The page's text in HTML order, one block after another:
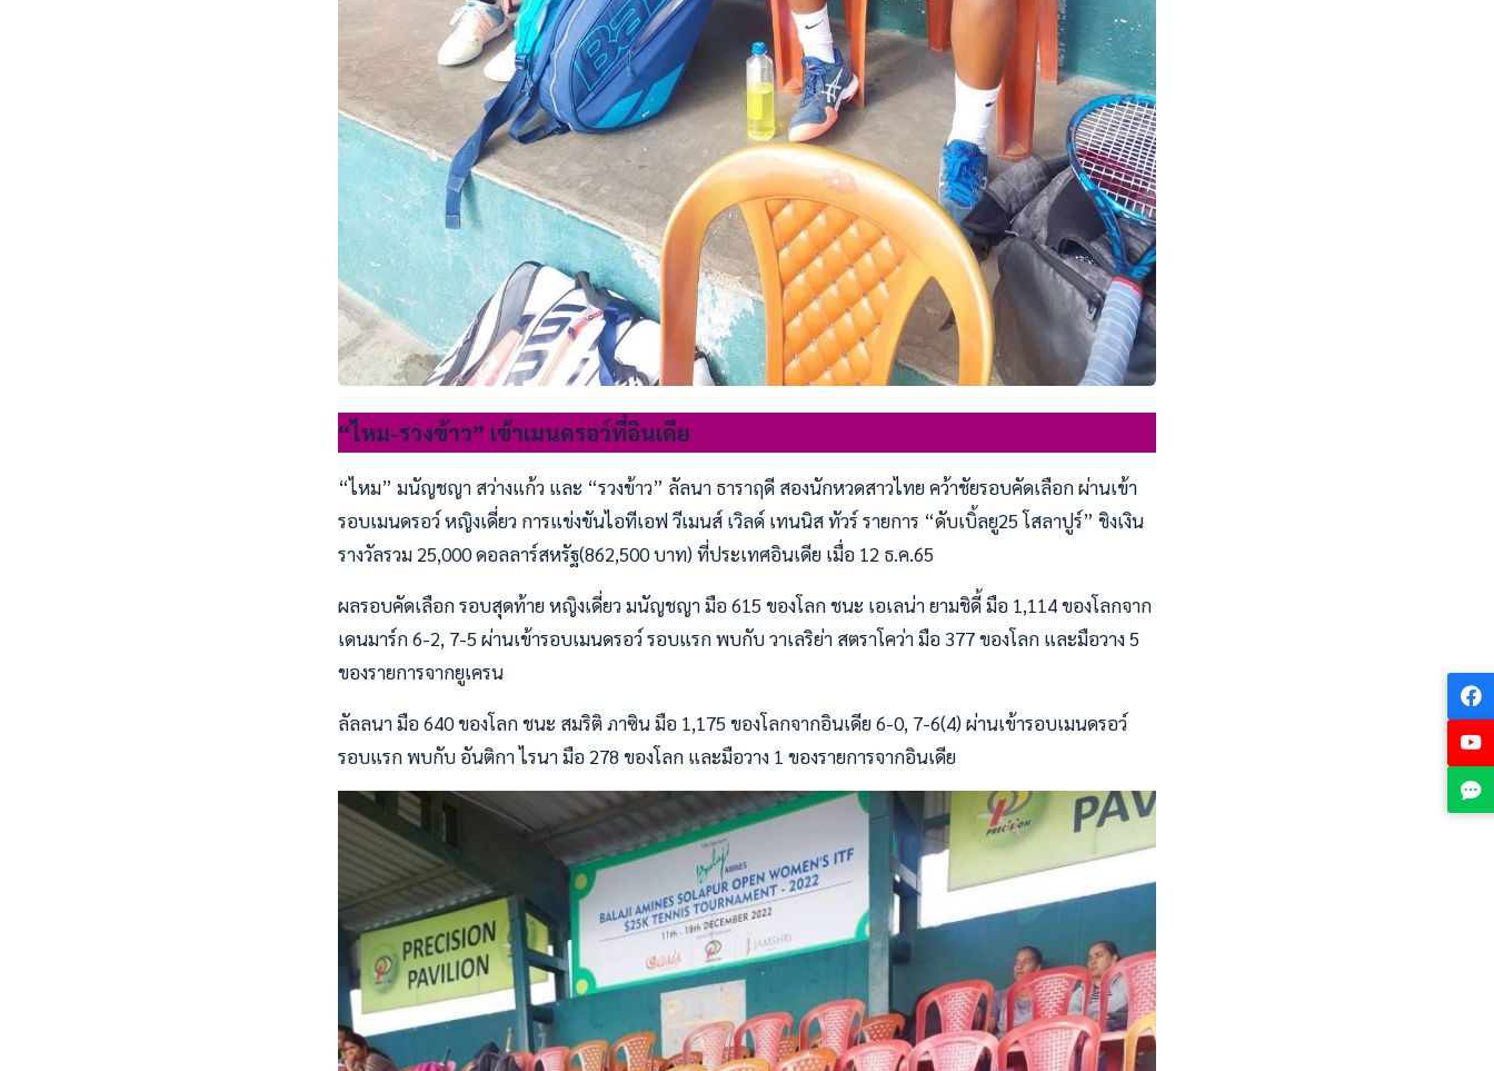
“ไหม-รวงข้าว” เข้าเมนดรอว์ที่อินเดีย
“ไหม” มนัญชญา สว่างแก้ว และ “รวงข้าว” ลัลนา ธาราฤดี สองนักหวดสาวไทย คว้าชัยรอบคัดเลือก ผ่านเข้า
รอบเมนดรอว์ หญิงเดี่ยว การแข่งขันไอทีเอฟ วีเมนส์ เวิลด์ เทนนิส ทัวร์ รายการ “ดับเบิ้ลยู25 โสลาปูร์” ชิงเงิน
รางวัลรวม 25,000 ดอลลาร์สหรัฐ(862,500 บาท) ที่ประเทศอินเดีย เมื่อ 12 ธ.ค.65
ผลรอบคัดเลือก รอบสุดท้าย หญิงเดี่ยว มนัญชญา มือ 615 ของโลก ชนะ เอเลน่า ยามชิดี้ มือ 1,114 ของโลกจาก
เดนมาร์ก 6-2, 7-5 ผ่านเข้ารอบเมนดรอว์ รอบแรก พบกับ วาเลริย่า สตราโคว่า มือ 377 ของโลก และมือวาง 5
ของรายการจากยูเครน
ลัลลนา มือ 640 ของโลก ชนะ สมริติ ภาซิน มือ 1,175 ของโลกจากอินเดีย 6-0, 7-6(4) ผ่านเข้ารอบเมนดรอว์
รอบแรก พบกับ อันติกา ไรนา มือ 278 ของโลก และมือวาง 1 ของรายการจากอินเดีย